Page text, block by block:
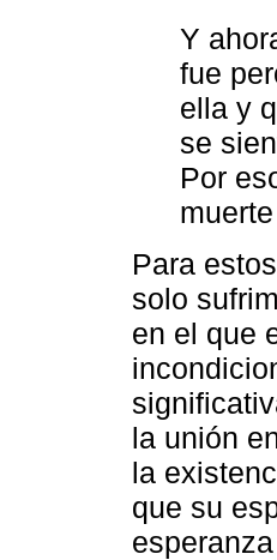
Y
fue
ella y
se
Por
Para
solo
en el que
la unión
la
que su